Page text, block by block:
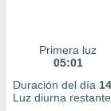
Primera luz
05:01
Duración del día
Luz diurna restante